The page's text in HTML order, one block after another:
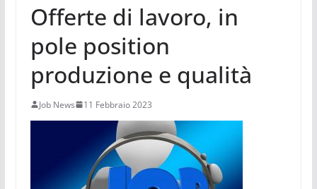
Offerte di lavoro, in
pole position
produzione e qualità
Job News 11 Febbraio 2023